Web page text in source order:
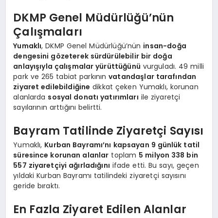
DKMP Genel Müdürlüğü’nün
Çalışmaları
Yumaklı, DKMP Genel Müdürlüğü’nün insan-doğa
dengesini gözeterek sürdürülebilir bir doğa
anlayışıyla çalışmalar yürüttüğünü vurguladı. 49 milli
park ve 265 tabiat parkınınvatandaşlar tarafından
ziyaret edilebildiğine dikkat çeken Yumaklı, korunan
alanlarda sosyal donatı yatırımları ile ziyaretçi
sayılarının arttığını belirtti.
Bayram Tatilinde Ziyaretçi Sayısı
Yumaklı, Kurban Bayramı’nı kapsayan 9 günlük tatil
süresince korunan alanlar toplam 5 milyon 338 bin
557 ziyaretçiyi ağırladığını ifade etti. Bu sayı, geçen
yıldaki Kurban Bayramı tatilindeki ziyaretçi sayısını
geride bıraktı.
En Fazla Ziyaret Edilen Alanlar